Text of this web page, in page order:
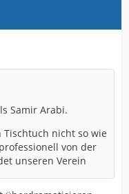
Samir Arabi.
nicht so wie
von der
unseren Verein